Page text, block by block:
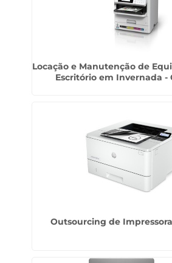
Locação e Manutenção de
Escritório em Invernada -
Outsourcing de